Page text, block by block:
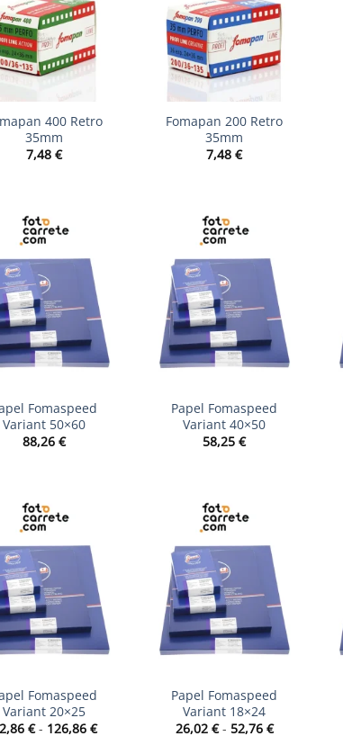
400 Retro
35mm
7,48 €
Fomapan 200 Retro
35mm
7,48 €
Fomaspeed
Variant 50×60
88,26 €
+
Papel Fomaspeed
Variant 40×50
58,25 €
Fomaspeed
Variant 20×25
€ - 126,86 €Rango
+
Papel Fomaspeed
Variant 18×24
26,02 € - 52,76 €Rango